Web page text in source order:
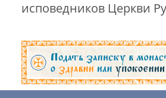
исповедников Церкви